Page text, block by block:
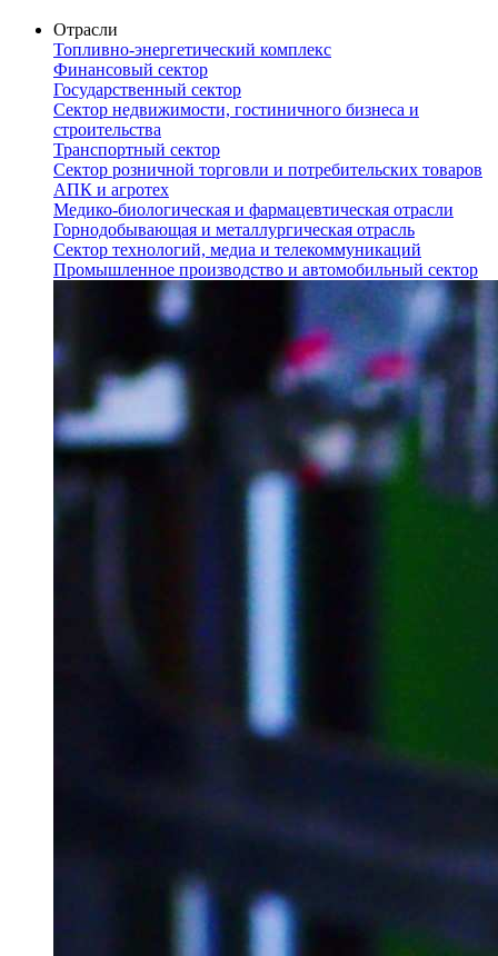
Отрасли
Топливно-энергетический комплекс
Финансовый сектор
Государственный сектор
Сектор недвижимости, гостиничного бизнеса и
строительства
Транспортный сектор
Сектор розничной торговли и потребительских товаров
АПК и агротех
Медико-биологическая и фармацевтическая отрасли
Горнодобывающая и металлургическая отрасль
Сектор технологий, медиа и телекоммуникаций
Промышленное производство и автомобильный сектор